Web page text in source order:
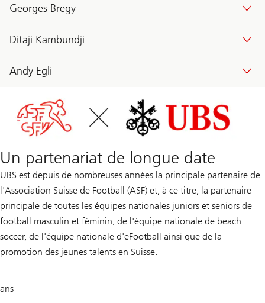
Georges Bregy
Ditaji Kambundji
Andy Egli
Un partenariat de longue date
UBS est depuis de nombreuses années la principale partenaire de
l'Association Suisse de Football (ASF) et, à ce titre, la partenaire
principale de toutes les équipes nationales juniors et seniors de
football masculin et féminin, de l'équipe nationale de beach
soccer, de l'équipe nationale d'eFootball ainsi que de la
promotion des jeunes talents en Suisse.
ans